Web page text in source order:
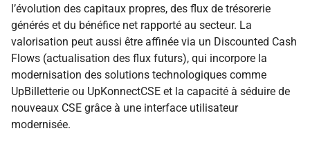
l’évolution des capitaux propres, des flux de trésorerie
générés et du bénéfice net rapporté au secteur. La
valorisation peut aussi être affinée via un Discounted Cash
Flows (actualisation des flux futurs), qui incorpore la
modernisation des solutions technologiques comme
UpBilletterie ou UpKonnectCSE et la capacité à séduire de
nouveaux CSE grâce à une interface utilisateur
modernisée.